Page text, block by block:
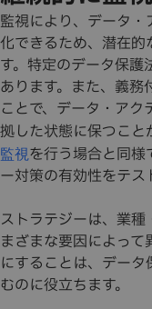
監視により、データ
化できるため、潜在的
す。特定のデータ保護
あります。また、義務
ことで、データ・ア
拠した状態に保つこと
監視を行う場合と同様
ー対策の有効性をテス
ストラテジーは、業
まざまな要因によっ
にすることは、デー
むのに役立ちます。